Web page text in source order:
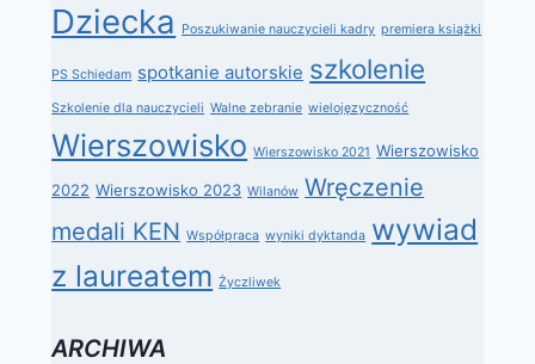
Dziecka
Poszukiwanie nauczycieli kadry premiera książki
PS Schiedam spotkanie autorskie szkolenie
Szkolenie dla nauczycieli Walne zebranie wielojęzyczność
Wierszowisko Wierszowisko 2021 Wierszowisko
2022 Wierszowisko 2023 Wilanów Wręczenie
medali KEN Współpraca wyniki dyktanda wywiad
z laureatem Życzliwek
ARCHIWA